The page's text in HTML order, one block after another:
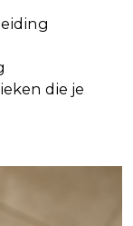
die je